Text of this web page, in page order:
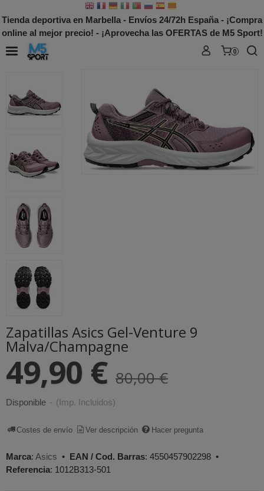
Tienda deportiva en Marbella - Envíos 24/72h España - ¡Compra
online al mejor precio! - ¡Aprovecha las OFERTAS de M5 Sport!
0
Zapatillas Asics Gel-Venture 9
Malva/Champagne
49,90 € 80,00 €
Disponible - (Imp. Incluidos)
Costes de envío Ver descripción Hacer pregunta
Marca: Asics • EAN / Cod. Barras: 4550457902298 •
Referencia: 1012B313-501